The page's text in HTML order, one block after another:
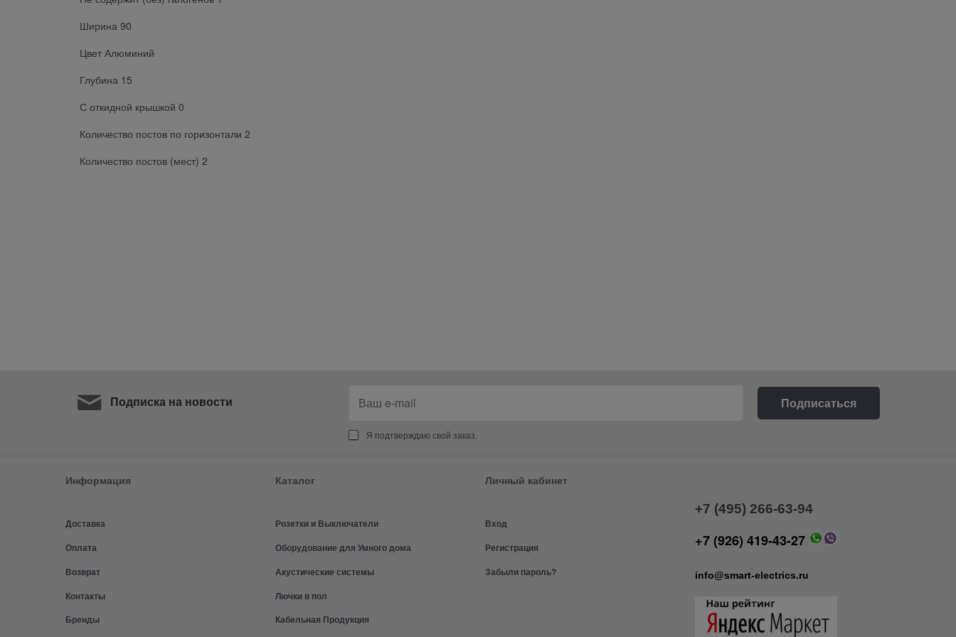
Ширина 90
Цвет Алюминий
Глубина 15
С откидной крышкой 0
Количество постов по горизонтали 2
Количество постов (мест) 2
Подписка на новости
Я подтверждаю свой заказ.
Информация
Доставка
Оплата
Возврат
Контакты
Бренды
Каталог
Розетки и Выключатели
Оборудование для Умного дома
Акустические системы
Лючки в пол
Кабельная Продукция
Личный кабинет
Вход
Регистрация
Забыли пароль?
+7 (495) 266-63-94
+7 (926) 419-43-27
info@smart-electrics.ru